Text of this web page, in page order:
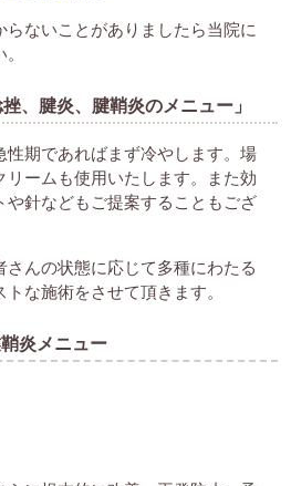
らないことがありましたら当院に
、腱炎、腱鞘炎のメニュー」
性期であればまず冷やします。場
リームも使用いたします。また効
や針などもご提案することもござ
さんの状態に応じて多種にわたる
な施術をさせて頂きます。
炎メニュー